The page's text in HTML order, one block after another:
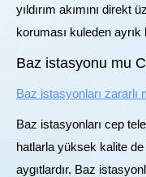
yıldırım akımını direkt
koruması kuleden ayrık
Baz istasyonu mu
Baz istasyonları zararlı
Baz istasyonları cep
hatlarla yüksek kalite
aygıtlardır. Baz